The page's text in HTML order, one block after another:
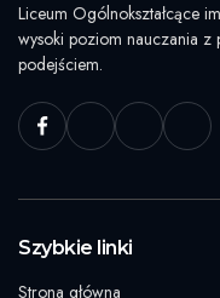
Liceum Ogólnokształcące
wysoki poziom nauczania z
podejściem.
Szybkie linki
Strona główna